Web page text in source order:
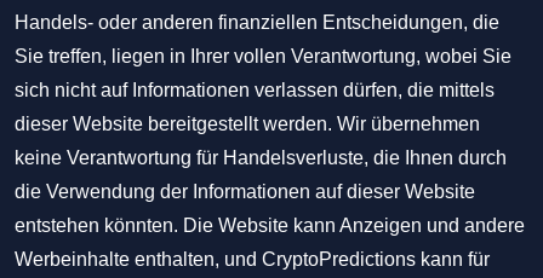
Handels- oder anderen finanziellen Entscheidungen, die
Sie treffen, liegen in Ihrer vollen Verantwortung, wobei Sie
sich nicht auf Informationen verlassen dürfen, die mittels
dieser Website bereitgestellt werden. Wir übernehmen
keine Verantwortung für Handelsverluste, die Ihnen durch
die Verwendung der Informationen auf dieser Website
entstehen könnten. Die Website kann Anzeigen und andere
Werbeinhalte enthalten, und CryptoPredictions kann für